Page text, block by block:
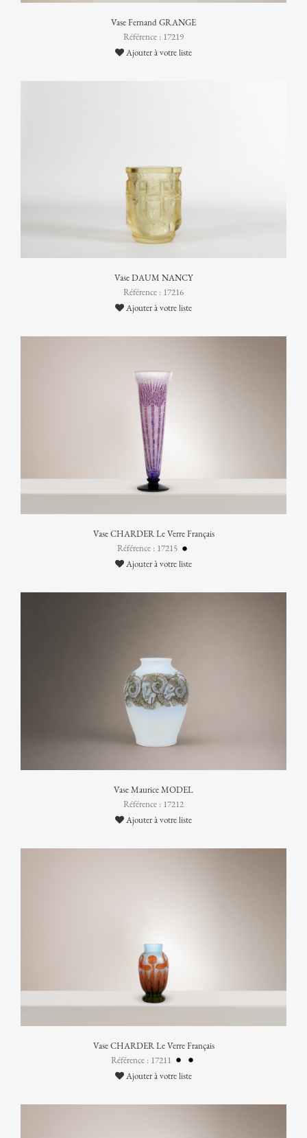
Vase Fernand GRANGE
Référence : 17219
Ajouter à votre liste
Vase DAUM NANCY
Référence : 17216
Ajouter à votre liste
Vase CHARDER Le Verre Français
Référence : 17215
Ajouter à votre liste
Vase Maurice MODEL
Référence : 17212
Ajouter à votre liste
Vase CHARDER Le Verre Français
Référence : 17211
Ajouter à votre liste